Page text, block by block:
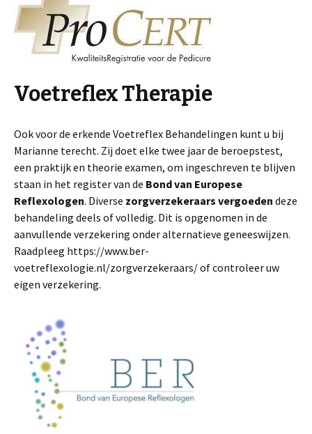
Voetreflex Therapie
Ook voor de erkende Voetreflex Behandelingen kunt u bij
Marianne terecht. Zij doet elke twee jaar de beroepstest,
een praktijk en theorie examen, om ingeschreven te blijven
staan in het register van de Bond van Europese
Reflexologen. Diverse zorgverzekeraars vergoeden deze
behandeling deels of volledig. Dit is opgenomen in de
aanvullende verzekering onder alternatieve geneeswijzen.
Raadpleeg https://www.ber-
voetreflexologie.nl/zorgverzekeraars/ of controleer uw
eigen verzekering.